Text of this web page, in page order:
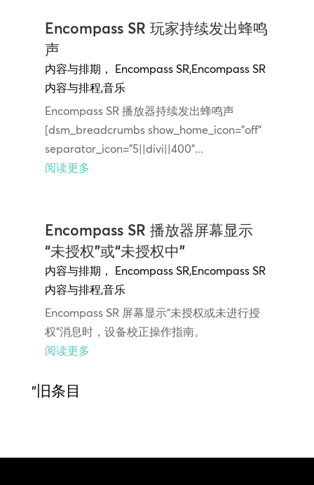
Encompass SR 玩家持续发出蜂鸣
声
内容与排期 ， Encompass SR,Encompass SR
内容与排程,音乐
Encompass SR 播放器持续发出蜂鸣声
[dsm_breadcrumbs show_home_icon="off"
separator_icon="5||divi||400"...
阅读更多
Encompass SR 播放器屏幕显示
“未授权”或“未授权中”
内容与排期 ， Encompass SR,Encompass SR
内容与排程,音乐
Encompass SR 屏幕显示“未授权或未进行授
权”消息时，设备校正操作指南。
阅读更多
"旧条目